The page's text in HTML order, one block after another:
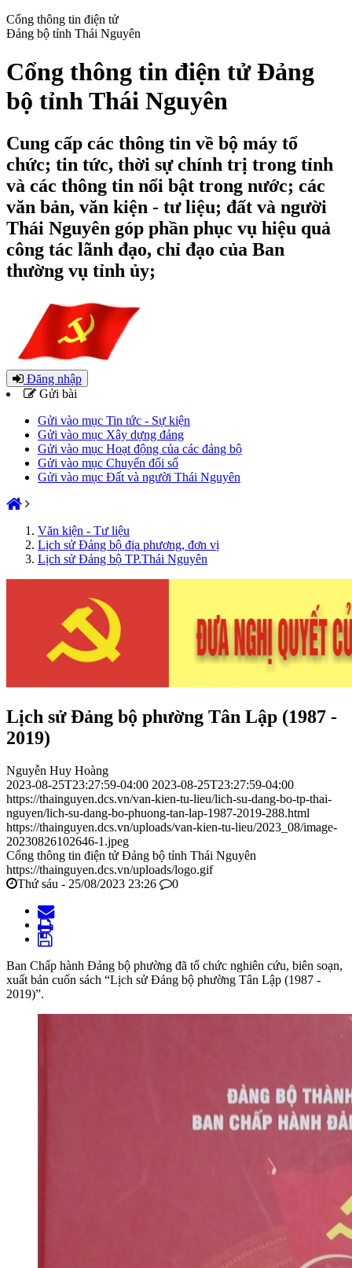
Cổng thông tin điện tử
Đảng bộ tỉnh Thái Nguyên
Cổng thông tin điện tử Đảng
bộ tỉnh Thái Nguyên
Cung cấp các thông tin về bộ máy tổ
chức; tin tức, thời sự chính trị trong tỉnh
và các thông tin nổi bật trong nước; các
văn bản, văn kiện - tư liệu; đất và người
Thái Nguyên góp phần phục vụ hiệu quả
công tác lãnh đạo, chỉ đạo của Ban
thường vụ tỉnh ủy;
Đăng nhập
Gửi bài
Gửi vào mục Tin tức - Sự kiện
Gửi vào mục Xây dựng đảng
Gửi vào mục Hoạt động của các đảng bộ
Gửi vào mục Chuyển đổi số
Gửi vào mục Đất và người Thái Nguyên
Văn kiện - Tư liệu
Lịch sử Đảng bộ địa phương, đơn vị
Lịch sử Đảng bộ TP.Thái Nguyên
Lịch sử Đảng bộ phường Tân Lập (1987 -
2019)
Nguyễn Huy Hoàng
2023-08-25T23:27:59-04:00 2023-08-25T23:27:59-04:00
https://thainguyen.dcs.vn/van-kien-tu-lieu/lich-su-dang-bo-tp-thai-
nguyen/lich-su-dang-bo-phuong-tan-lap-1987-2019-288.html
https://thainguyen.dcs.vn/uploads/van-kien-tu-lieu/2023_08/image-
20230826102646-1.jpeg
Cổng thông tin điện tử Đảng bộ tỉnh Thái Nguyên
https://thainguyen.dcs.vn/uploads/logo.gif
Thứ sáu - 25/08/2023 23:26
0
Ban Chấp hành Đảng bộ phường đã tổ chức nghiên cứu, biên soạn,
xuất bản cuốn sách “Lịch sử Đảng bộ phường Tân Lập (1987 -
2019)”.